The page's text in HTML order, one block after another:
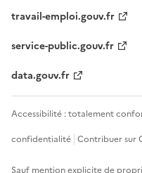
travail-emploi.gouv.fr
service-public.gouv.fr
data.gouv.fr
Accessibilité : totalement
confidentialité Contribuer sur
Sauf mention explicite de